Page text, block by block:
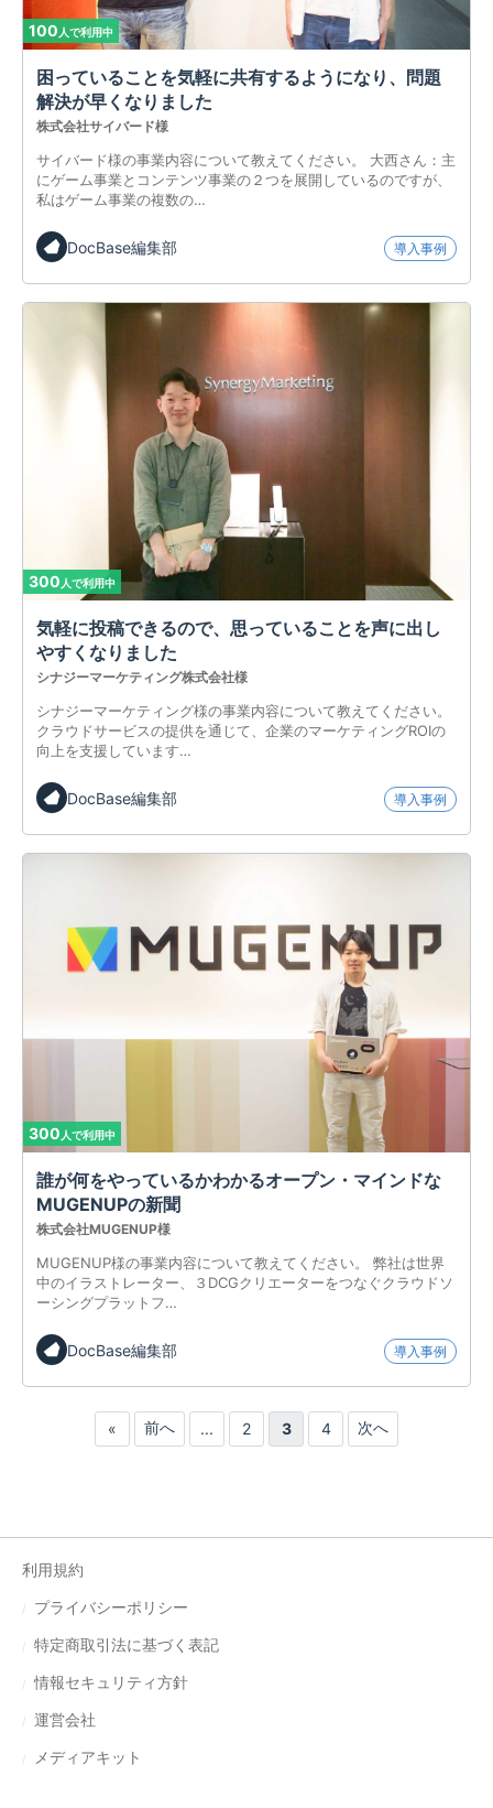
100 人で利用中
困っていることを気軽に共有するようになり、問題
解決が早くなりました
株式会社サイバード様
サイバード様の事業内容について教えてください。 大西さん：主
にゲーム事業とコンテンツ事業の２つを展開しているのですが、
私はゲーム事業の複数の…
DocBase編集部 導入事例
300 人で利用中
気軽に投稿できるので、思っていることを声に出し
やすくなりました
シナジーマーケティング株式会社様
シナジーマーケティング様の事業内容について教えてください。
クラウドサービスの提供を通じて、企業のマーケティングROIの
向上を支援しています…
DocBase編集部 導入事例
300 人で利用中
誰が何をやっているかわかるオープン・マインドな
MUGENUPの新聞
株式会社MUGENUP様
MUGENUP様の事業内容について教えてください。 弊社は世界
中のイラストレーター、３DCGクリエーターをつなぐクラウドソ
ーシングプラットフ…
DocBase編集部 導入事例
« 前へ ... 2 3 4 次へ
利用規約
プライバシーポリシー
特定商取引法に基づく表記
情報セキュリティ方針
運営会社
メディアキット